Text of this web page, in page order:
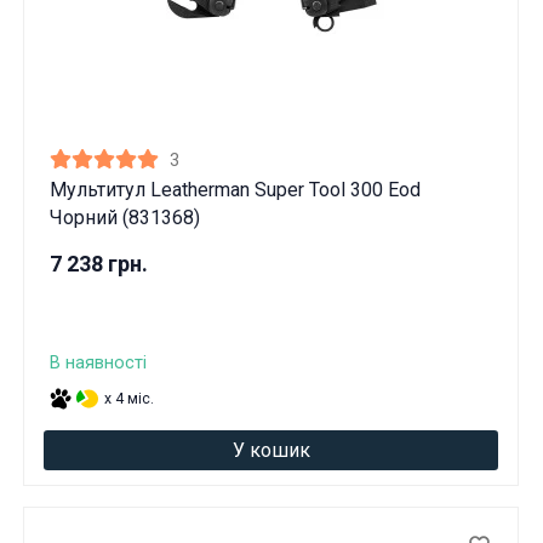
3
Мультитул Leatherman Super Tool 300 Eod
Чорний (831368)
7 238 грн.
В наявності
x 4 міс.
У кошик